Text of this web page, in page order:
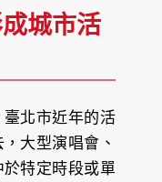
城市活
臺北市近年的活
大型演唱會、
特定時段或單